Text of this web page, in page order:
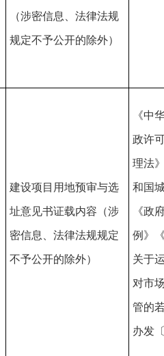
（涉密信息、法律法规
规定不予公开的除外）
建设项目用地预审与选
址意见书证载内容（涉
密信息、法律法规规定
不予公开的除外）
《中
政许
理法
和国
《政
例》
关于
对市
管的
办发